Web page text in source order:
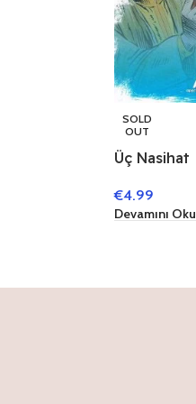
SOLD
OUT
Üç Nasihat
€4.99
Devamını Oku